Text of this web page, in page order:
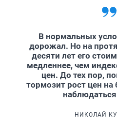
В нормальных
дорожал. Но на
десяти лет его
медленнее, чем
цен. До тех пор,
тормозит рост цен на
НИКОЛАЙ